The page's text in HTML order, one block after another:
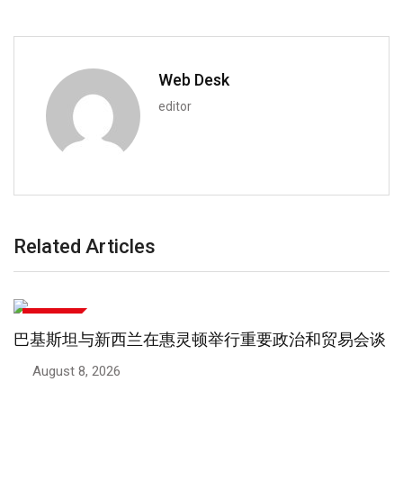
Web Desk
editor
Related Articles
巴基斯坦、沙特阿拉伯和土耳其签署联合防御协议
August 7, 2026